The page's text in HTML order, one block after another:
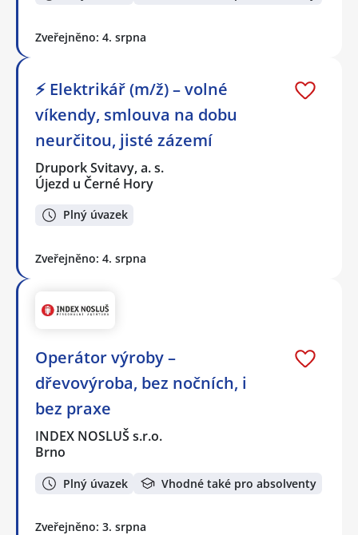
Zveřejněno: 4. srpna
⚡ Elektrikář (m/ž) – volné
víkendy, smlouva na dobu
neurčitou, jisté zázemí
Drupork Svitavy, a. s.
Újezd u Černé Hory
Plný úvazek
Zveřejněno: 4. srpna
Operátor výroby –
dřevovýroba, bez nočních, i
bez praxe
INDEX NOSLUŠ s.r.o.
Brno
Plný úvazek Vhodné také pro absolventy
Zveřejněno: 3. srpna